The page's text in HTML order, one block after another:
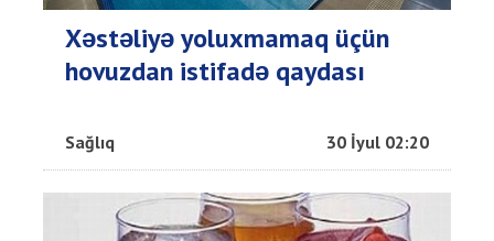
Xəstəliyə yoluxmamaq üçün
hovuzdan istifadə qaydası
Sağlıq 30 İyul 02:20